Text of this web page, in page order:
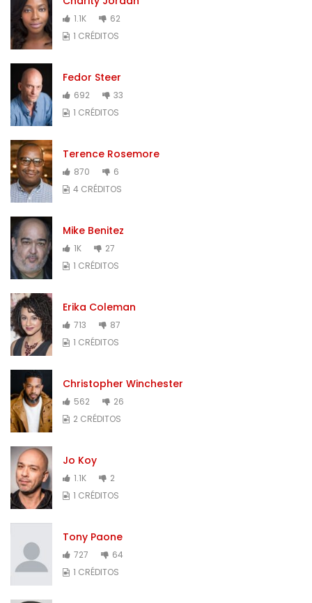
1.1K
62
1 CRÉDITOS
Fedor Steer
692
33
1 CRÉDITOS
Terence Rosemore
870
6
4 CRÉDITOS
Mike Benitez
1K
27
1 CRÉDITOS
Erika Coleman
713
87
1 CRÉDITOS
Christopher Winchester
562
26
2 CRÉDITOS
Jo Koy
1.1K
2
1 CRÉDITOS
Tony Paone
727
64
1 CRÉDITOS